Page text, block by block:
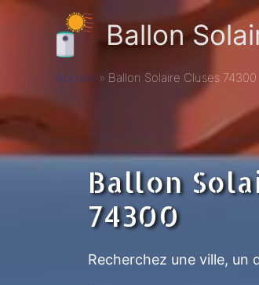
Ballon
Accueil Ballon Solaire Cluses 74300
Ballon
74300
Recherchez une ville, un